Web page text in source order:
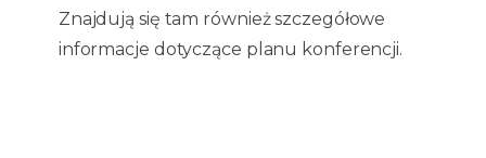
Znajdują się tam również szczegółowe
informacje dotyczące planu konferencji.